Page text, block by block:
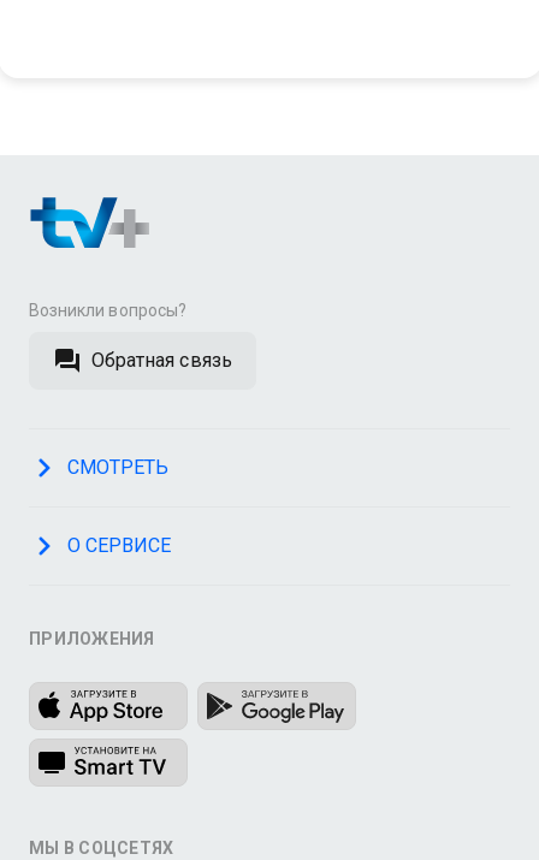
Возникли вопросы?
Обратная связь
СМОТРЕТЬ
О СЕРВИСЕ
ПРИЛОЖЕНИЯ
МЫ В СОЦСЕТЯХ